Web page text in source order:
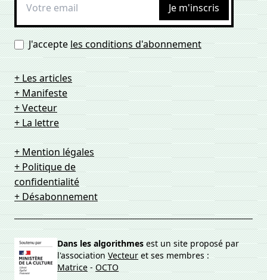
Je m'inscris
J'accepteles conditions d'abonnement
+ Les articles
+ Manifeste
+ Vecteur
+ La lettre
+ Mention légales
+ Politique de
confidentialité
+ Désabonnement
Dans les algorithmesest un site proposé par
l'associationVecteuret ses membres :
Matrice-OCTO